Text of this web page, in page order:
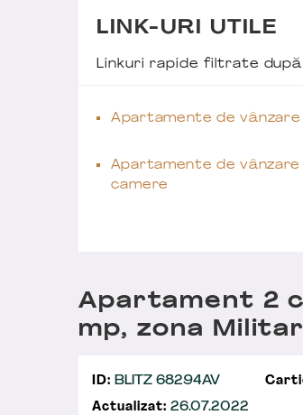
LINK-URI UTILE
Linkuri rapide filtrate
Apartamente de vânzare
Apartamente de vânzare
camere
Apartament 2
mp, zona
ID: BLITZ 68294AV
Actualizat: 26.07.2022